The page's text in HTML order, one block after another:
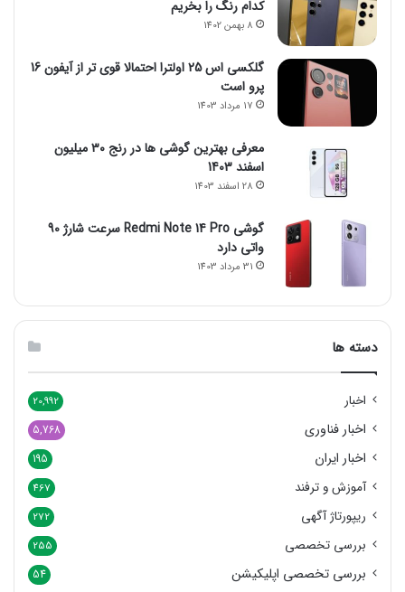
کدام رنگ را بخریم
8 بهمن 1402
گلکسی اس 25 اولترا احتمالا قوی تر از آیفون 16
پرو است
17 مرداد 1403
معرفی بهترین گوشی ها در رنج ۳۰ میلیون
اسفند 1403
28 اسفند 1403
گوشی Redmi Note 14 Pro سرعت شارژ 90
واتی دارد
31 مرداد 1403
دسته ها
اخبار 20,992
اخبار فناوری 5,768
اخبار ایران 195
آموزش و ترفند 467
ریپورتاژ آگهی 272
بررسی‌ تخصصی 255
بررسی تخصصی اپلیکیشن 54